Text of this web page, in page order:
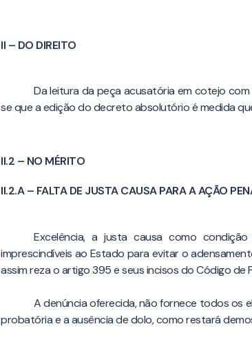
II – DO DIREITO
Da leitura da peça acusatória em cotejo
se que a edição do decreto absolutório é medida
II.2 – NO MÉRITO
II.2.A – FALTA DE JUSTA CAUSA PARA A AÇÃO
Excelência, a justa causa como
imprescindíveis ao Estado para evitar o
assim reza o artigo 395 e seus incisos do Código de
A denúncia oferecida, não fornece todos os
probatória e a ausência de dolo, como restará